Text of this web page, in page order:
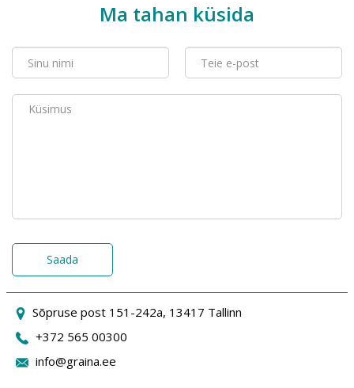
Ma tahan küsida
Saada
Sõpruse post 151-242a, 13417 Tallinn
+372 565 00300
info@graina.ee